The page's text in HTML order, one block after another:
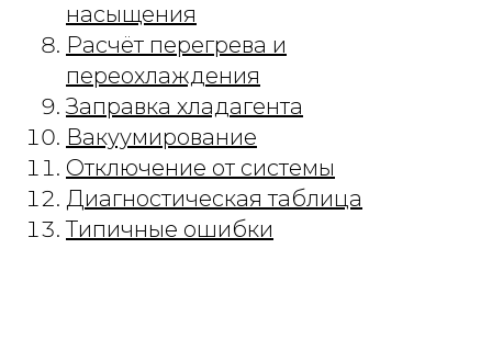
насыщения
Расчёт перегрева и
переохлаждения
Заправка хладагента
Вакуумирование
Отключение от системы
Диагностическая таблица
Типичные ошибки